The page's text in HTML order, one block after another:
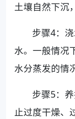
土壤自然下沉
步骤4：
水。一般情况
水分蒸发的情
步骤5：
止过度干燥、